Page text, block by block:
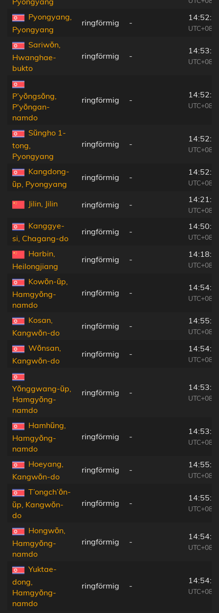
Pyongyang,
Pyongyang
ringförmig -
Sariwŏn,
Hwanghae-
bukto
ringförmig -
P’yŏngsŏng,
P'yŏngan-
namdo
ringförmig -
Sŭngho 1-
tong,
Pyongyang
ringförmig -
Kangdong-
ŭp, Pyongyang
ringförmig -
Jilin, Jilin ringförmig -
Kanggye-
si, Chagang-do
ringförmig -
Harbin,
Heilongjiang
ringförmig -
Kowŏn-ŭp,
Hamgyŏng-
namdo
ringförmig -
Kosan,
Kangwŏn-do
ringförmig -
Wŏnsan,
Kangwŏn-do
ringförmig -
Yŏnggwang-ŭp,
Hamgyŏng-
namdo
ringförmig -
Hamhŭng,
Hamgyŏng-
namdo
ringförmig -
Hoeyang,
Kangwŏn-do
ringförmig -
T’ongch’ŏn-
ŭp, Kangwŏn-
do
ringförmig -
Hongwŏn,
Hamgyŏng-
namdo
ringförmig -
Yuktae-
dong,
Hamgyŏng-
namdo
ringförmig -